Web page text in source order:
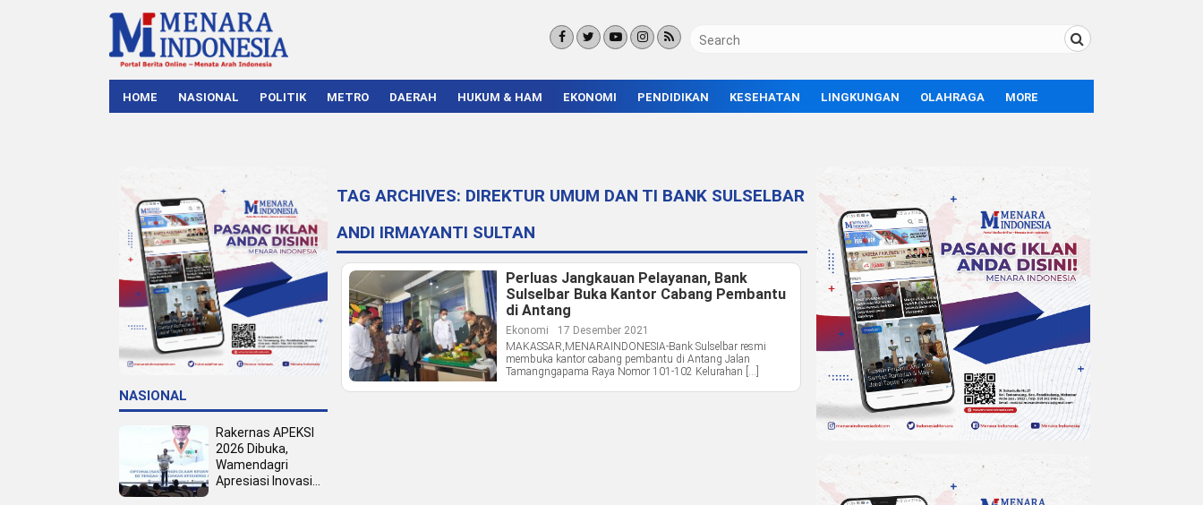
HOME NASIONAL POLITIK METRO DAERAH HUKUM & HAM EKONOMI PENDIDIKAN KESEHATAN LINGKUNGAN OLAHRAGA MORE
NASIONAL
Rakernas APEKSI
2026 Dibuka,
Wamendagri
Apresiasi Inovasi
TAG ARCHIVES: DIREKTUR UMUM DAN TI BANK SULSELBAR
ANDI IRMAYANTI SULTAN
Perluas Jangkauan Pelayanan, Bank
Sulselbar Buka Kantor Cabang Pembantu
di Antang
Ekonomi
17 Desember 2021
MAKASSAR,MENARAINDONESIA-Bank Sulselbar resmi
membuka kantor cabang pembantu di Antang Jalan
Tamangngapama Raya Nomor 101-102 Kelurahan […]